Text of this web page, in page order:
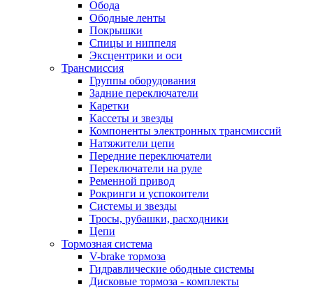
Обода
Ободные ленты
Покрышки
Спицы и ниппеля
Эксцентрики и оси
Трансмиссия
Группы оборудования
Задние переключатели
Каретки
Кассеты и звезды
Компоненты электронных трансмиссий
Натяжители цепи
Передние переключатели
Переключатели на руле
Ременной привод
Рокринги и успокоители
Системы и звезды
Тросы, рубашки, расходники
Цепи
Тормозная система
V-brake тормоза
Гидравлические ободные системы
Дисковые тормоза - комплекты